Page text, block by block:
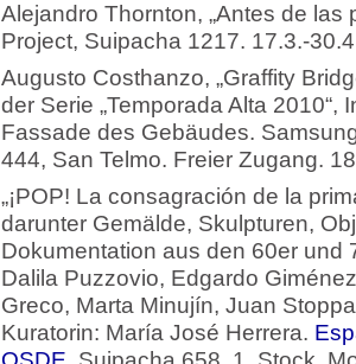
Alejandro Thornton, „Antes de las
Project, Suipacha 1217. 17.3.-
Augusto Costhanzo, „Graffity
der Serie „Temporada Alta 2010“,
Fassade des Gebäudes.
444, San Telmo. Freier Zugang.
„¡POP! La consagración de la
darunter Gemälde, Skulpturen,
Dokumentation aus den 60er und
Dalila Puzzovio, Edgardo
Greco, Marta Minujín, Juan
Kuratorin: María José Herrera.